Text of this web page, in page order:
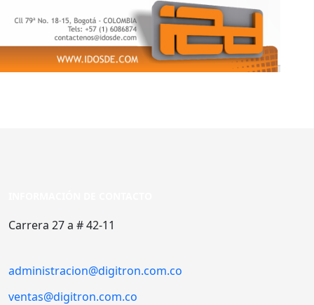
Carrera 27 a # 42-11
administracion@digitron.com.co
ventas@digitron.com.co